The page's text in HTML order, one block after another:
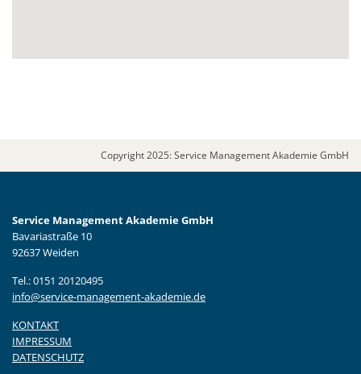
Copyright 2025: Service Management Akademie GmbH
Service Management Akademie GmbH
Bavariastraße 10
92637 Weiden
Tel.: 0151 20120495
info@service-management-akademie.de
KONTAKT
IMPRESSUM
DATENSCHUTZ